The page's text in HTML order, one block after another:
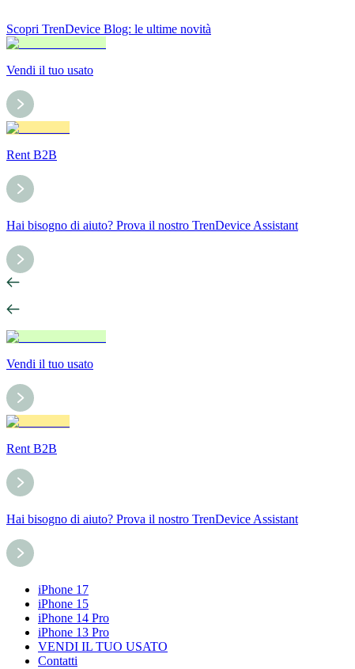
Scopri TrenDevice Blog: le ultime novità
Vendi il tuo usato
Rent B2B
Hai bisogno di aiuto? Prova il nostro TrenDevice Assistant
Vendi il tuo usato
Rent B2B
Hai bisogno di aiuto? Prova il nostro TrenDevice Assistant
iPhone 17
iPhone 15
iPhone 14 Pro
iPhone 13 Pro
VENDI IL TUO USATO
Contatti